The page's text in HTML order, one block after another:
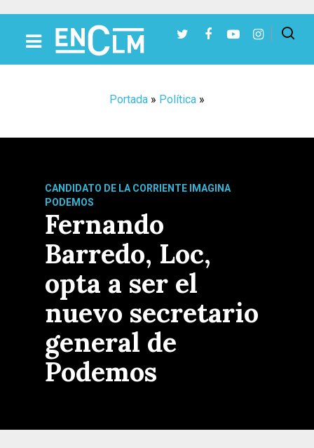
Portada » Política »
CANDIDATO DE LA CORRIENTE IMAGINA
PODEMOS
Fernando
Barredo, Loc,
opta a ser el
nuevo secretario
general de
Podemos